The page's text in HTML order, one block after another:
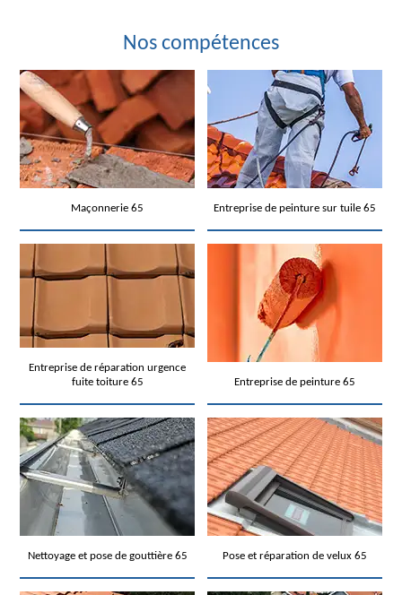
Nos compétences
Maçonnerie 65 Entreprise de peinture sur tuile 65
Entreprise de réparation urgence
fuite toiture 65
Entreprise de peinture 65
Nettoyage et pose de gouttière 65 Pose et réparation de velux 65